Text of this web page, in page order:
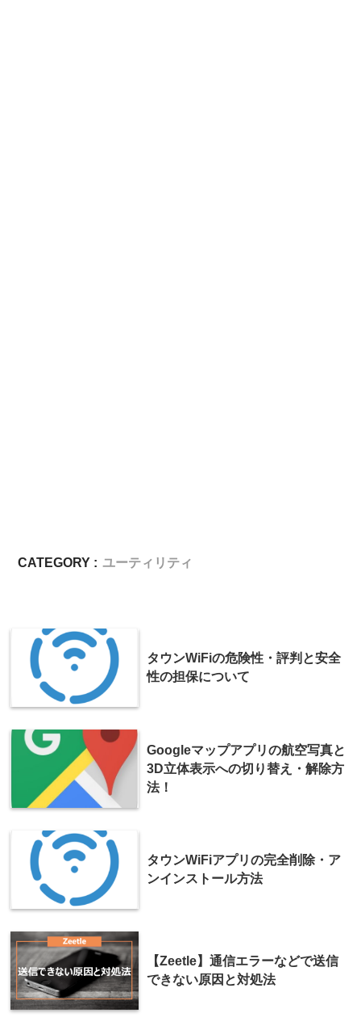
CATEGORY : ユーティリティ
タウンWiFiの危険性・評判と安全
性の担保について
Googleマップアプリの航空写真と
3D立体表示への切り替え・解除方
法！
タウンWiFiアプリの完全削除・ア
ンインストール方法
【Zeetle】通信エラーなどで送信
できない原因と対処法